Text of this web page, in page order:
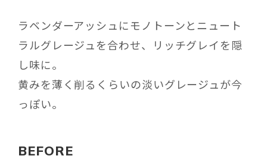
ラベンダーアッシュにモノトーンとニュート
ラルグレージュを合わせ、リッチグレイを隠
し味に。
黄みを薄く削るくらいの淡いグレージュが今
っぽい。
BEFORE